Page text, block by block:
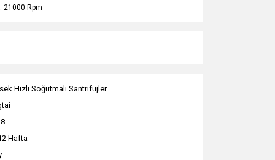
21000 Rpm
Hızlı Soğutmalı Santrifüjler
Hafta